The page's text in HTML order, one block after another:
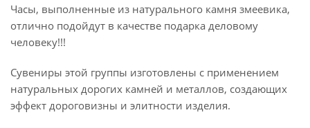
Часы, выполненные из натурального камня змеевика,
отлично подойдут в качестве подарка деловому
человеку!!!
Сувениры этой группы изготовлены с применением
натуральных дорогих камней и металлов, создающих
эффект дороговизны и элитности изделия.